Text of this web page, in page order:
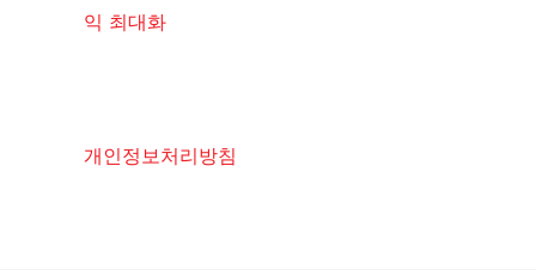
익 최대화
개인정보처리방침